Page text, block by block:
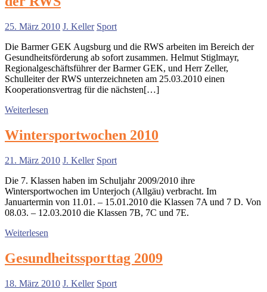
25. März 2010 J. Keller Sport
Die Barmer GEK Augsburg und die RWS arbeiten im Bereich der
Gesundheitsförderung ab sofort zusammen. Helmut Stiglmayr,
Regionalgeschäftsführer der Barmer GEK, und Herr Zeller,
Schulleiter der RWS unterzeichneten am 25.03.2010 einen
Kooperationsvertrag für die nächsten[…]
Weiterlesen
Wintersportwochen 2010
21. März 2010 J. Keller Sport
Die 7. Klassen haben im Schuljahr 2009/2010 ihre
Wintersportwochen im Unterjoch (Allgäu) verbracht. Im
Januartermin von 11.01. – 15.01.2010 die Klassen 7A und 7 D. Von
08.03. – 12.03.2010 die Klassen 7B, 7C und 7E.
Weiterlesen
Gesundheitssporttag 2009
18. März 2010 J. Keller Sport